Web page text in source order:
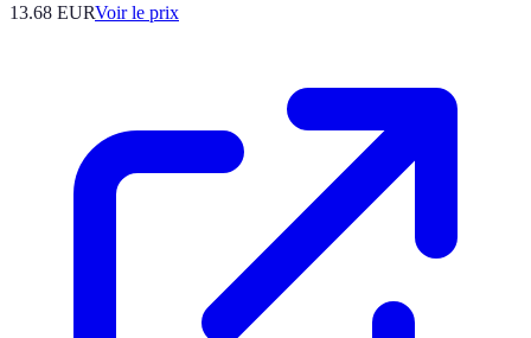
13.68 EURVoir le prix